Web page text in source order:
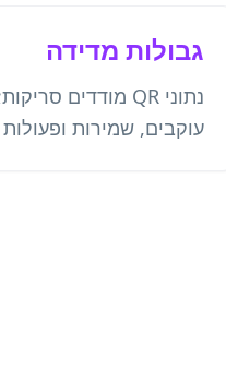
גבולות מדידה
עוקבים, שמירות